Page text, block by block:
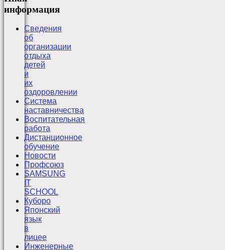
информация
Сведения
об
организации
отдыха
детей
и
их
оздоровлении
Система
наставничества
Воспитательная
работа
Дистанционное
обучение
Новости
Профсоюз
SAMSUNG
IT
SCHOOL
Куборо
Японский
язык
в
лицее
Инженерные